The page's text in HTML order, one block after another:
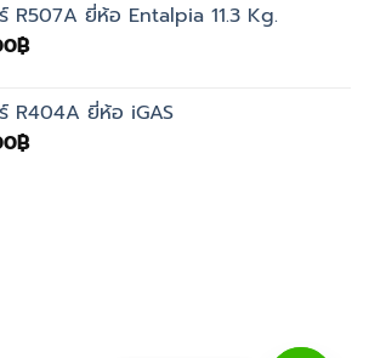
R507A ยี่ห้อ Entalpia 11.3 Kg.
฿
R404A ยี่ห้อ iGAS
฿